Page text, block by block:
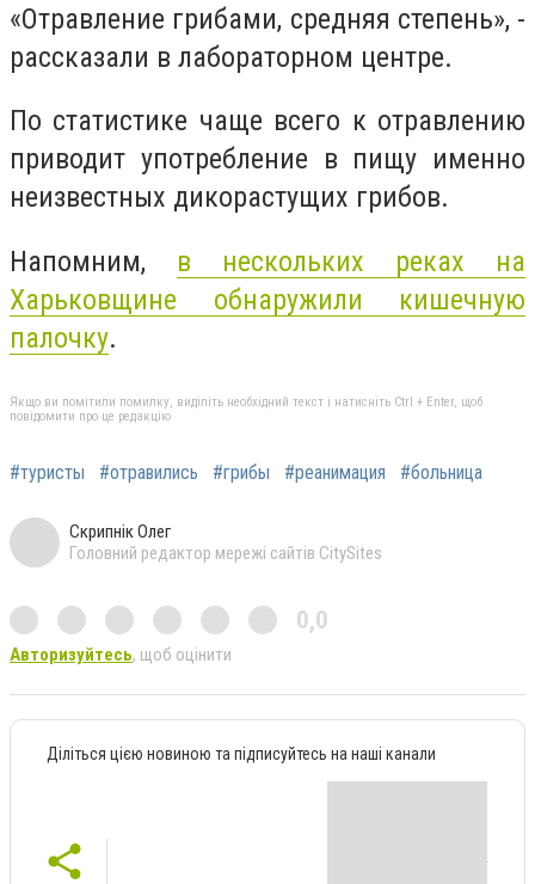
«Отравление грибами, средняя степень», -
рассказали в лабораторном центре.
По статистике чаще всего к отравлению
приводит употребление в пищу именно
неизвестных дикорастущих грибов.
Напомним, в нескольких реках на
Харьковщине обнаружили кишечную
палочку.
Якщо ви помітили помилку, виділіть необхідний текст і натисніть Ctrl + Enter, щоб
повідомити про це редакцію
#туристы #отравились #грибы #реанимация #больница
Скрипнік Олег
Головний редактор мережі сайтів CitySites
0,0
Авторизуйтесь, щоб оцінити
Діліться цією новиною та підписуйтесь на наші канали